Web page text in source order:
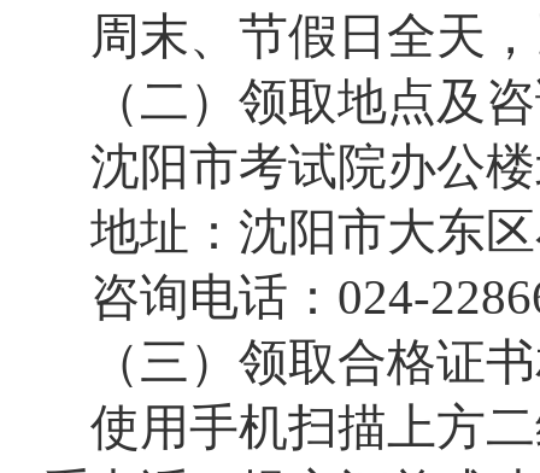
周末、节假日全天
（二）领取地点及
沈阳市考试院办公楼
地址：沈阳市大东
咨询电话：024-
（三）领取合格证
使用手机扫描上方